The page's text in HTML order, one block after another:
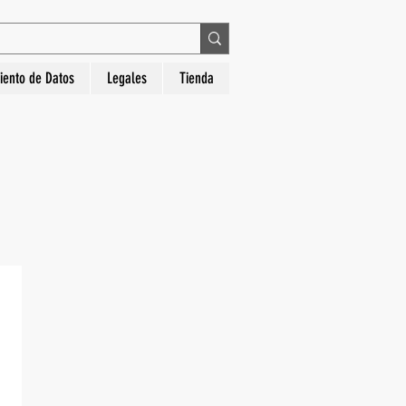
La Hora Relojería. Compra segura, diseños
de Datos Legales Tienda